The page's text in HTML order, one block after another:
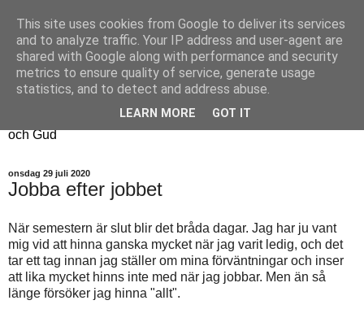
Fyren
Fyren finns för att sprida ljus i mörkret
För att påminna om guldkanterna i tillvaron
Här samsas jakt, hantverk, odling, och andra tankar om livet
och Gud
onsdag 29 juli 2020
Jobba efter jobbet
När semestern är slut blir det bråda dagar. Jag har ju vant
mig vid att hinna ganska mycket när jag varit ledig, och det
tar ett tag innan jag ställer om mina förväntningar och inser
att lika mycket hinns inte med när jag jobbar. Men än så
länge försöker jag hinna "allt".
This site uses cookies from Google to deliver its services
and to analyze traffic. Your IP address and user-agent are
shared with Google along with performance and security
metrics to ensure quality of service, generate usage
statistics, and to detect and address abuse.
LEARN MORE GOT IT